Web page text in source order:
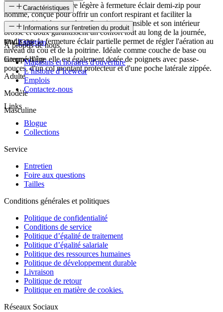
Esjufjöll est une polaire légère à fermeture éclair demi-zip pour
homme, conçue pour offrir un confort respirant et faciliter la
superposition des couches. Son tissu extensible et son intérieur
brossé et doux garantissent un confort tout au long de la journée,
tandis que la fermeture éclair partielle permet de régler l'aération au
niveau du cou et de la poitrine. Idéale comme couche de base ou
intermédiaire, elle est également dotée de poignets avec passe-
pouces, d'un col montant protecteur et d'une poche latérale zippée.
Caractéristiques
SKU
FW-2338
Groupe d'âge
Adulte
Modèle
Masculine
Informations sur l'entretien du produit
Entretien
À propos de nous
Magasins et horaires d'ouverture
L’histoire d’Icewear
Emplois
Contactez-nous
Links
Blogue
Collections
Service
Entretien
Foire aux questions
Tailles
Conditions générales et politiques
Politique de confidentialité
Conditions de service
Politique d’égalité de traitement
Politique d’égalité salariale
Politique des ressources humaines
Politique de développement durable
Livraison
Politique de retour
Politique en matière de cookies.
Réseaux Sociaux